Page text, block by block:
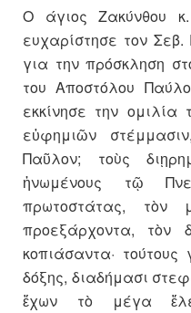
Ο άγιος Ζακύνθου
ευχαρίστησε τον
για την πρόσκληση
του Αποστόλου
εκκίνησε την ομιλία
εὐφημιῶν
Παῦλον; τοὺς
ἡνωμένους τῷ
πρωτοστάτας,
προεξάρχοντα,
κοπιάσαντα·
δόξης, διαδήμασι
ἔχων τὸ μέγα